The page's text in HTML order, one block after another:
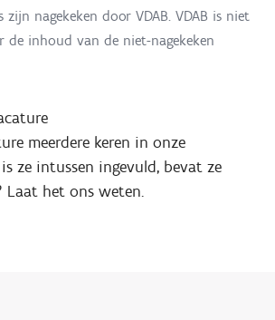
zijn nagekeken door VDAB. VDAB is niet
de inhoud van de niet-nagekeken
meerdere keren in onze
ze intussen ingevuld, bevat ze
het ons weten.